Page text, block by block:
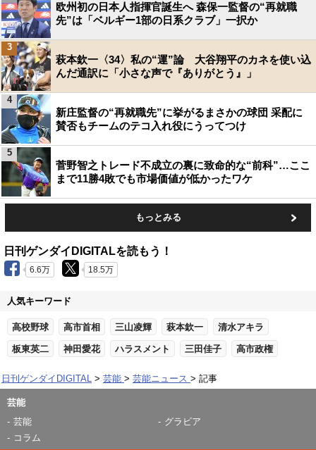
欧州初の日本人指揮官誕生へ 森保一監督の“再就職
先”は「ベルギー1部の日系クラブ」一択か
萩本欽一〈34〉私の“運”論 大谷翔平のカネを使い込
んだ通訳に「小さな声で『ありがとう』」
3
新庄監督の“再就職先”に挙がるまさかの球団 采配に
賛否もチームのテコ入れ役にうってつけ
4
菅野智之トレード不成立の裏に致命的な“前科”…ここ
まで11勝4敗でも市場価値が低かったワケ
5
もっとみる
日刊ゲンダイDIGITALを読もう！
6.6万 18.5万
人気キーワード
高校野球 高市首相 三山凌輝 萩本欽一 清水アキラ
板東英二 神田愛花 ハラスメント 三田佳子 高市政権
日刊ゲンダイDIGITAL 芸能 芸能ニュース 記事
芸能
芸能
グラビア
コラム